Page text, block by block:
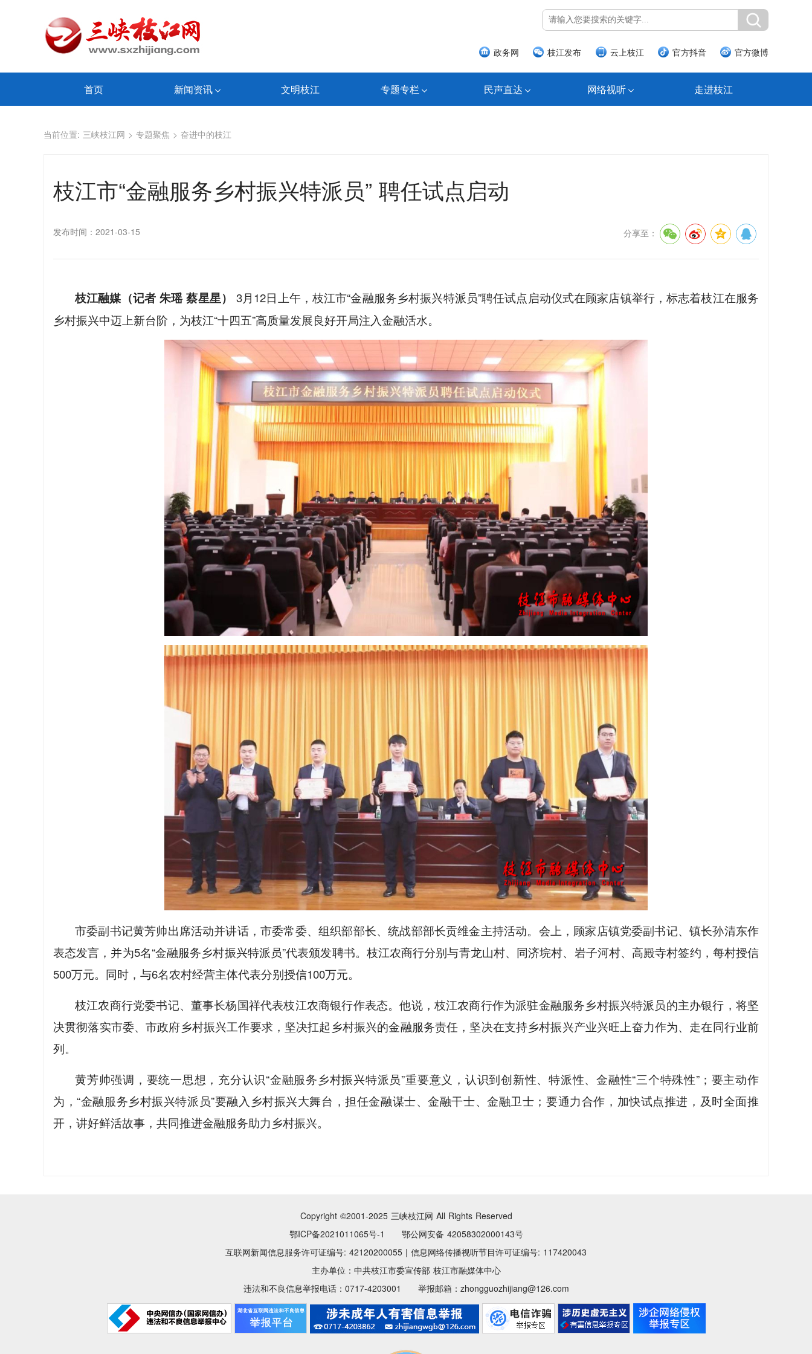
政务网 枝江发布 云上枝江 官方抖音 官方微博
首页 新闻资讯 文明枝江 专题专栏 民声直达 网络视听 走进枝江
当前位置: 三峡枝江网 > 专题聚焦 > 奋进中的枝江
枝江市“金融服务乡村振兴特派员” 聘任试点启动
发布时间：2021-03-15 分享至：
枝江融媒（记者 朱瑶 蔡星星）3月12日上午，枝江市“金融服务乡村振兴特派员”聘任试点启动仪式在顾家店镇举行，标志着枝江在服务
乡村振兴中迈上新台阶，为枝江“十四五”高质量发展良好开局注入金融活水。
市委副书记黄芳帅出席活动并讲话，市委常委、组织部部长、统战部部长贡维金主持活动。会上，顾家店镇党委副书记、镇长孙清东作
表态发言，并为5名“金融服务乡村振兴特派员”代表颁发聘书。枝江农商行分别与青龙山村、同济垸村、岩子河村、高殿寺村签约，每村授信
500万元。同时，与6名农村经营主体代表分别授信100万元。
枝江农商行党委书记、董事长杨国祥代表枝江农商银行作表态。他说，枝江农商行作为派驻金融服务乡村振兴特派员的主办银行，将坚
决贯彻落实市委、市政府乡村振兴工作要求，坚决扛起乡村振兴的金融服务责任，坚决在支持乡村振兴产业兴旺上奋力作为、走在同行业前
列。
黄芳帅强调，要统一思想，充分认识“金融服务乡村振兴特派员”重要意义，认识到创新性、特派性、金融性“三个特殊性”；要主动作
为，“金融服务乡村振兴特派员”要融入乡村振兴大舞台，担任金融谋士、金融干士、金融卫士；要通力合作，加快试点推进，及时全面推
开，讲好鲜活故事，共同推进金融服务助力乡村振兴。
Copyright ©2001-2025 三峡枝江网 All Rights Reserved
鄂ICP备2021011065号-1 鄂公网安备 42058302000143号
互联网新闻信息服务许可证编号: 42120200055 | 信息网络传播视听节目许可证编号: 117420043
主办单位：中共枝江市委宣传部 枝江市融媒体中心
违法和不良信息举报电话：0717-4203001 举报邮箱：zhongguozhijiang@126.com